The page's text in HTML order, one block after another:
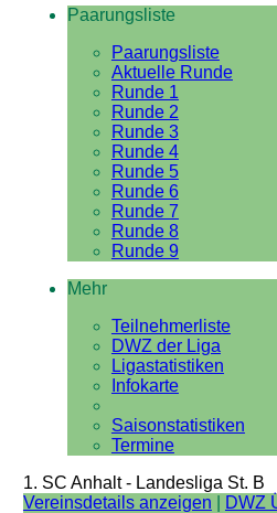
Paarungsliste
Paarungsliste
Aktuelle Runde
Runde 1
Runde 2
Runde 3
Runde 4
Runde 5
Runde 6
Runde 7
Runde 8
Runde 9
Mehr
Teilnehmerliste
DWZ der Liga
Ligastatistiken
Infokarte
Saisonstatistiken
Termine
1. SC Anhalt - Landesliga St. B
Vereinsdetails anzeigen
DWZ